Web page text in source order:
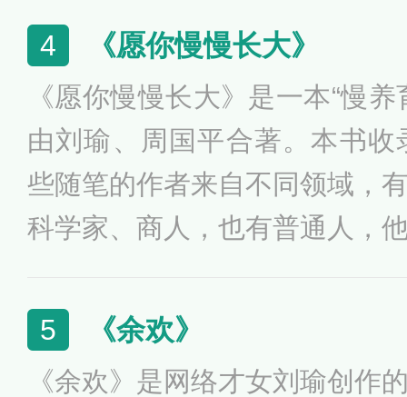
现象，通过比喻的方式展示出
理论和社会现实之间的对照关
代议制政府或者说民主政府、
政府之间的比较关系。
4 《愿你慢慢长大》
《愿你慢慢长大》是一本“慢
由刘瑜、周国平合著。本书
些随笔的作者来自不同领域，
科学家、商人，也有普通人，
人性，对自身的成长经历充满
拥有相对独特的看法。
5 《余欢》
《余欢》是网络才女刘瑜创作